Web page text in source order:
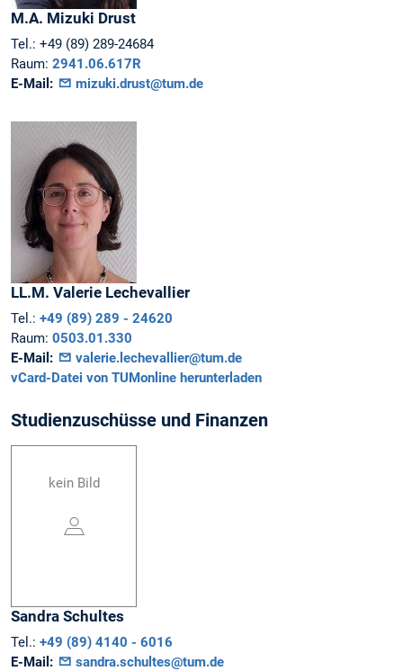
M.A. Mizuki Drust
Tel.: +49 (89) 289-24684
Raum: 2941.06.617R
E-Mail:
mizuki.drust@tum.de
LL.M. Valerie Lechevallier
Tel.: +49 (89) 289 - 24620
Raum: 0503.01.330
E-Mail:
valerie.lechevallier@tum.de
vCard-Datei von TUMonline herunterladen
Studienzuschüsse und Finanzen
kein Bild
Sandra Schultes
Tel.: +49 (89) 4140 - 6016
E-Mail:
sandra.schultes@tum.de